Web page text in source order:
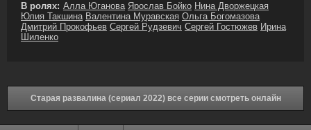
В ролях: Алла Юганова Ярослав Бойко Нина Дворжецкая
Юлия Такшина Валентина Муравская Ольга Богомазова
Дмитрий Прокофьев Сергей Рудзевич Сергей Гостюжев Ирина
Шиленко
Старая развалина (сериал 2022) все серии смотреть онлайн